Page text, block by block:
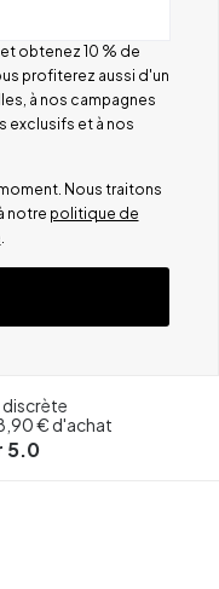
obtenez 10 % de
profiterez aussi d'un
à nos campagnes
exclusifs et à nos
Nous traitons
notre politique de
discrète
€ d'achat
5.0